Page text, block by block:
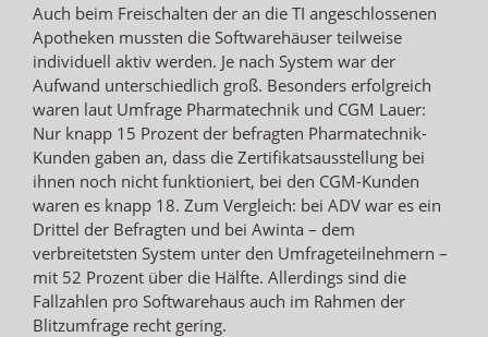
Auch beim Freischalten der an die TI angeschlossenen
Apotheken mussten die Softwarehäuser teilweise
individuell aktiv werden. Je nach System war der
Aufwand unterschiedlich groß. Besonders erfolgreich
waren laut Umfrage Pharmatechnik und CGM Lauer:
Nur knapp 15 Prozent der befragten Pharmatechnik-
Kunden gaben an, dass die Zertifikatsausstellung bei
ihnen noch nicht funktioniert, bei den CGM-Kunden
waren es knapp 18. Zum Vergleich: bei ADV war es ein
Drittel der Befragten und bei Awinta – dem
verbreitetsten System unter den Umfrageteilnehmern –
mit 52 Prozent über die Hälfte. Allerdings sind die
Fallzahlen pro Softwarehaus auch im Rahmen der
Blitzumfrage recht gering.